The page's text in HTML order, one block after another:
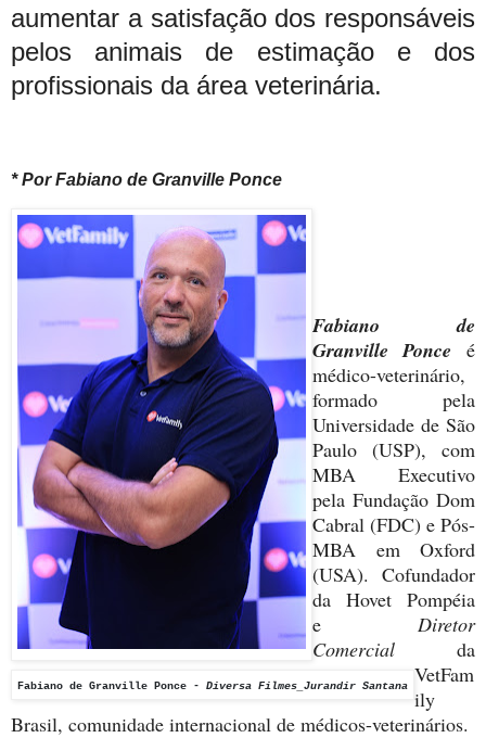
aumentar a satisfação dos responsáveis
pelos animais de estimação e dos
profissionais da área veterinária.
* Por Fabiano de Granville Ponce
Fabiano de Granville Ponce - Diversa Filmes_Jurandir Santana
Fabiano de
Granville Ponce é
médico-veterinário,
formado pela
Universidade de São
Paulo (USP), com
MBA Executivo
pela Fundação Dom
Cabral (FDC) e Pós-
MBA em Oxford
(USA). Cofundador
da Hovet Pompéia
e Diretor
Comercial da
VetFam
ily
Brasil, comunidade internacional de médicos-veterinários.